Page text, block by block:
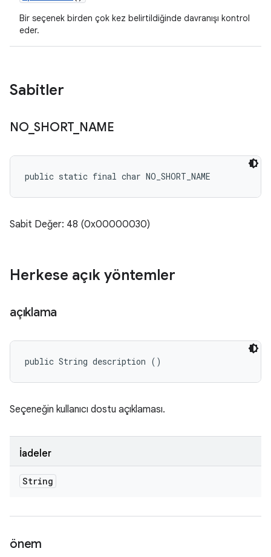
Bir seçenek birden çok kez belirtildiğinde davranışı kontrol
eder.
Sabitler
NO_SHORT_ NAME
public static final char NO_SHORT_NAME
Sabit Değer: 48 (0x00000030)
Herkese açık yöntemler
açıklama
public String description ()
Seçeneğin kullanıcı dostu açıklaması.
İadeler
String
önem